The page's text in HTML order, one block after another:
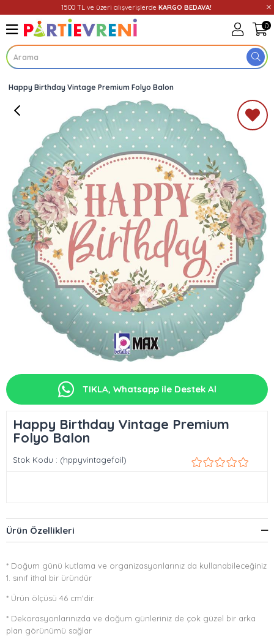
1500 TL ve üzeri alışverişlerde KARGO BEDAVA!
0
Üye Girişi Üye Ol
Happy Birthday Vintage Premium Folyo Balon
TIKLA, Whatsapp ile Destek Al
Happy Birthday Vintage Premium
Folyo Balon
Stok Kodu (hppyvintagefoil)
Ürün Özellikleri
* Doğum günü kutlama ve organizasyonlarınız da kullanabileceğiniz
1. sınıf ithal bir üründür
* Ürün ölçüsü 46 cm'dir.
* Dekorasyonlarınızda ve doğum günleriniz de çok güzel bir arka
plan görünümü sağlar